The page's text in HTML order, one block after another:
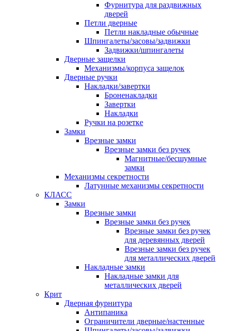
Фурнитура для раздвижных
дверей
Петли дверные
Петли накладные обычные
Шпингалеты/засовы/задвижки
Задвижки/шпингалеты
Дверные защелки
Механизмы/корпуса защелок
Дверные ручки
Накладки/завертки
Броненакладки
Завертки
Накладки
Ручки на розетке
Замки
Врезные замки
Врезные замки без ручек
Магнитные/бесшумные
замки
Механизмы секретности
Латунные механизмы секретности
КЛАСС
Замки
Врезные замки
Врезные замки без ручек
Врезные замки без ручек
для деревянных дверей
Врезные замки без ручек
для металлических дверей
Накладные замки
Накладные замки для
металлических дверей
Крит
Дверная фурнитура
Антипаника
Ограничители дверные/настенные